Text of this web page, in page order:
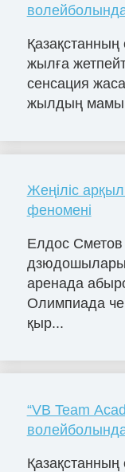
Қазақстанның
жылға
сенсация
жылдың мамыр
Жеңіліс
феномені
Елдос
аренада
Олимпиада
қыр...
“VB Team
Қазақстанның